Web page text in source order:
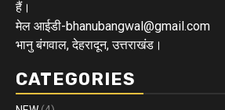
हैं।
मेल आईडी-bhanubangwal@gmail.com
भानु बंगवाल, देहरादून, उत्तराखंड।
CATEGORIES